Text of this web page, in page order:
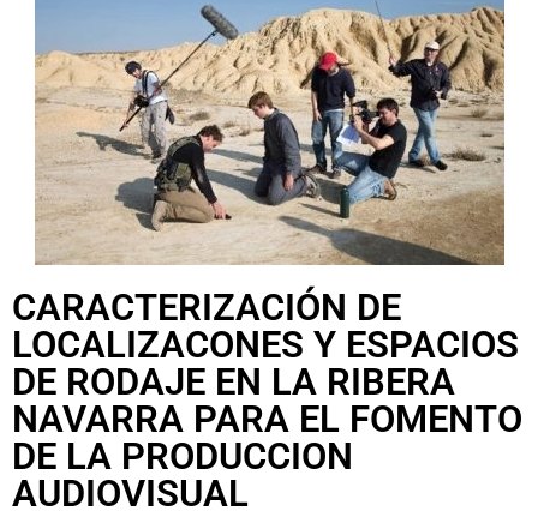
CARACTERIZACIÓN DE
LOCALIZACONES Y ESPACIOS
DE RODAJE EN LA RIBERA
NAVARRA PARA EL FOMENTO
DE LA PRODUCCION
AUDIOVISUAL